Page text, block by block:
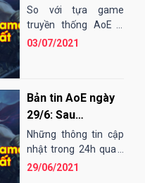
mới
So với tựa game
truyền thống AoE 1
mà các game thủ Việt
03/07/2021
Bản tin AoE ngày
29/6: Sau
showmatch siêu
kinh điển, kèo
“gánh tạ” trở lại
Những thông tin cập
nhật trong 24h qua:
1. EGO Play thông báo
29/06/2021